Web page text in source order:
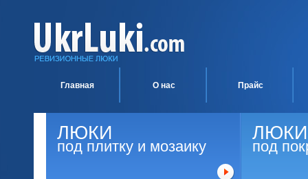
Главная О нас Прайс
ЛЮКИ
под плитку и мозаику
ЛЮКИ
под